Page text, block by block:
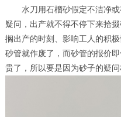
水刀用石榴砂假定不洁净或
疑问，出产就不得不停下来拾
搁出产的时刻、影响工人的积
砂管就作废了，而砂管的报价
贵了，所以要是因为砂子的疑